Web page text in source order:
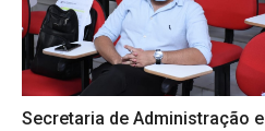
Secretaria de Administração e